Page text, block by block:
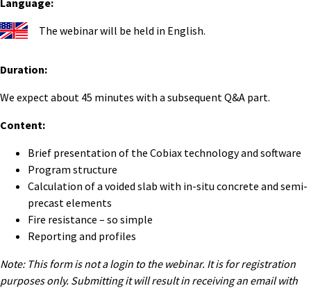
The webinar will be held in English.
Duration:
We expect about 45 minutes with a subsequent Q&A part.
Content:
Brief presentation of the Cobiax technology and software
Program structure
Calculation of a voided slab with in-situ concrete and semi-
precast elements
Fire resistance – so simple
Reporting and profiles
Note: This form is not a login to the webinar. It is for registration
purposes only. Submitting it will result in receiving an email with